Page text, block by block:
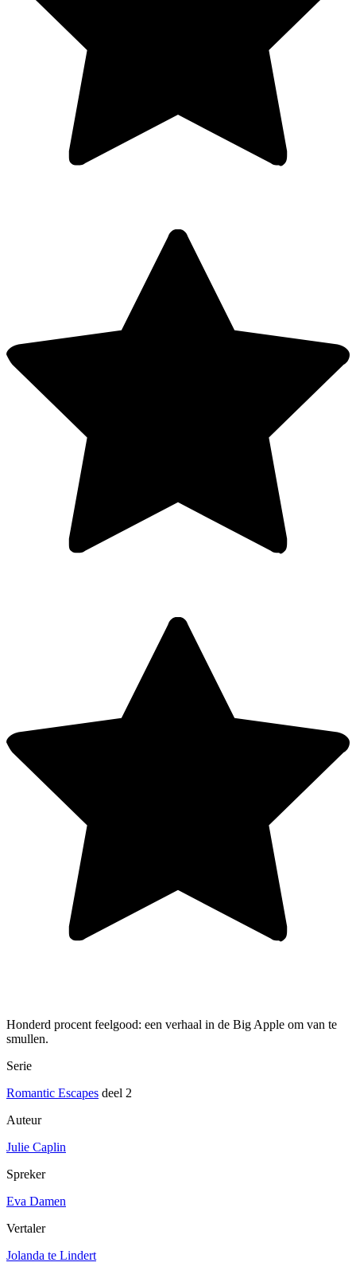
Honderd procent feelgood: een verhaal in de Big Apple om van te
smullen.
Serie
Romantic Escapes deel 2
Auteur
Julie Caplin
Spreker
Eva Damen
Vertaler
Jolanda te Lindert